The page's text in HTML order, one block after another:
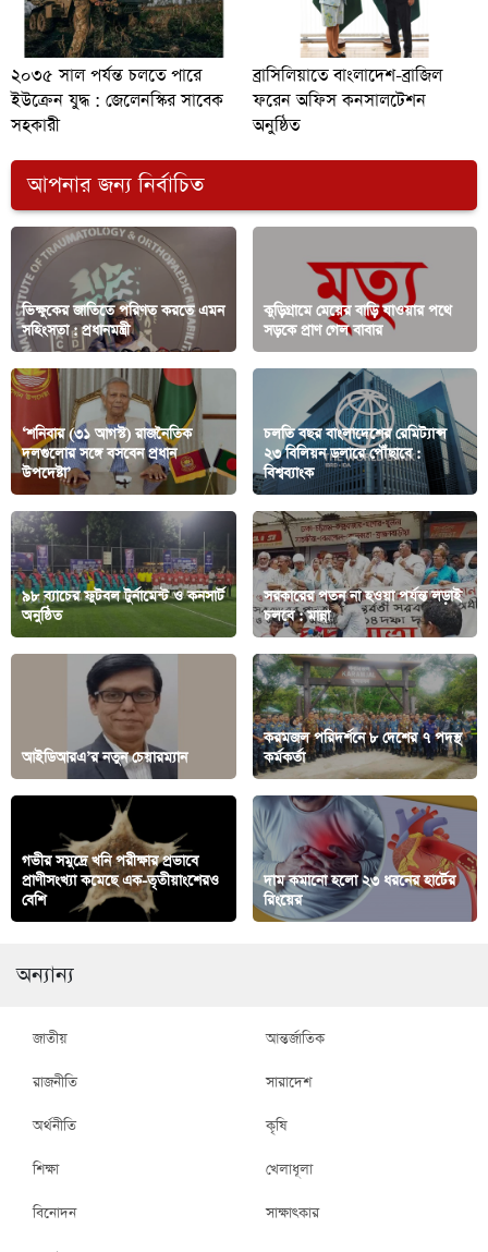
২০৩৫ সাল পর্যন্ত চলতে পারে
ইউক্রেন যুদ্ধ : জেলেনস্কির সাবেক
সহকারী
ব্রাসিলিয়াতে বাংলাদেশ-ব্রাজিল
ফরেন অফিস কনসালটেশন
অনুষ্ঠিত
আপনার জন্য নির্বাচিত
ভিক্ষুকের জাতিতে পরিণত করতে এমন
সহিংসতা : প্রধানমন্ত্রী
কুড়িগ্রামে মেয়ের বাড়ি যাওয়ার পথে
সড়কে প্রাণ গেল বাবার
‘শনিবার (৩১ আগস্ট) রাজনৈতিক
দলগুলোর সঙ্গে বসবেন প্রধান
উপদেষ্টা’
চলতি বছর বাংলাদেশের রেমিট্যান্স
২৩ বিলিয়ন ডলারে পৌঁছাবে :
বিশ্বব্যাংক
৯৮ ব্যাচের ফুটবল টুর্নামেন্ট ও কনসার্ট
অনুষ্ঠিত
সরকারের পতন না হওয়া পর্যন্ত লড়াই
চলবে : মান্না
আইডিআরএ’র নতুন চেয়ারম্যান
করমজল পরিদর্শনে ৮ দেশের ৭ পদস্থ
কর্মকর্তা
গভীর সমুদ্রে খনি পরীক্ষার প্রভাবে
প্রাণীসংখ্যা কমেছে এক-তৃতীয়াংশেরও
বেশি
দাম কমানো হলো ২৩ ধরনের হার্টের
রিংয়ের
অন্যান্য
জাতীয় আন্তর্জাতিক
রাজনীতি সারাদেশ
অর্থনীতি কৃষি
শিক্ষা খেলাধূলা
বিনোদন সাক্ষাৎকার